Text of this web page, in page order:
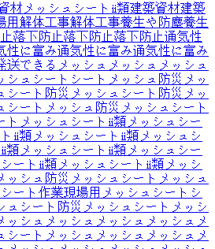
材メッシュシートⅱ類建築資材建築
用解体工事解体工事養生や防塵養生
落下防止落下防止落下防止通気性
性に富み通気性に富み通気性に富み
送できるメッシュメッシュメッシュ
シュシートシートメッシュ防災メッ
シート防災メッシュシート防災メッ
シートメッシュ防災メッシュシート
トメッシュシートⅱ類メッシュシー
ⅱ類メッシュシートⅱ類メッシュシ
類メッシュシートⅱ類メッシュシー
ートⅱ類メッシュシートⅱ類メッシ
ッシュ防災メッシュシートメッシュ
ート作業現場用メッシュシートシ
ュシート防災メッシュシートメッシ
ッシュメッシュメッシュメッシュメ
シートメッシュメッシュメッシュメ